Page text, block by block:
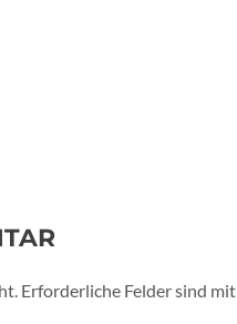
Erforderliche Felder sind mit